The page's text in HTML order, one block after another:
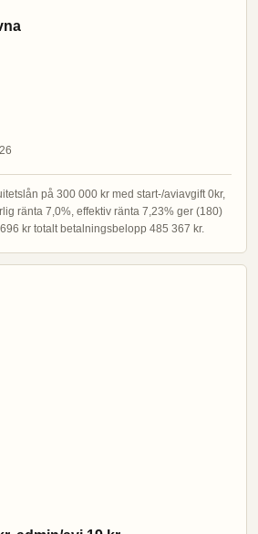
på 300 000 kr med start-/aviavgift 0kr,
ränta 7,0%, effektiv ränta 7,23% ger (180)
kr totalt betalningsbelopp 485 367 kr.